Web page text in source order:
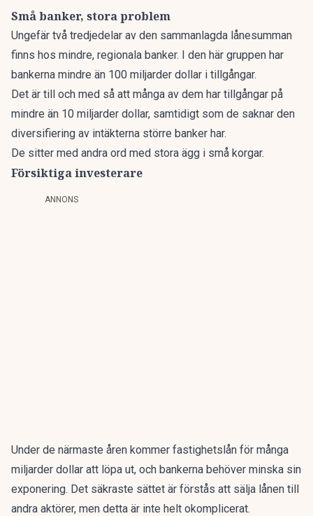
Små banker, stora problem
Ungefär två tredjedelar av den sammanlagda lånesumman
finns hos mindre, regionala banker. I den här gruppen har
bankerna mindre än 100 miljarder dollar i tillgångar.
Det är till och med så att många av dem har tillgångar på
mindre än 10 miljarder dollar, samtidigt som de saknar den
diversifiering av intäkterna större banker har.
De sitter med andra ord med stora ägg i små korgar.
Försiktiga investerare
ANNONS
Under de närmaste åren kommer fastighetslån för många
miljarder dollar att löpa ut, och bankerna behöver minska sin
exponering. Det säkraste sättet är förstås att sälja lånen till
andra aktörer, men detta är inte helt okomplicerat.